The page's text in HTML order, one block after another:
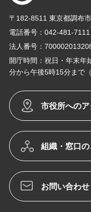
〒182-8511 東京都調布
電話番号：042-481-7111
法人番号：
開庁時間：祝日・年末年
分から午後5時15分まで
市役所へのア
組織・窓口の
お問い合わせ